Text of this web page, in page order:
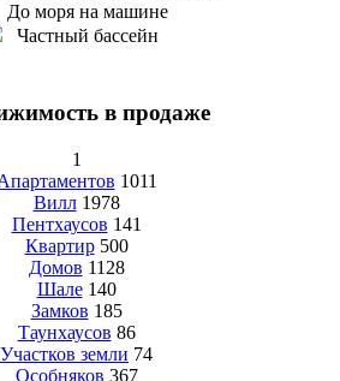
До моря на машине
Частный бассейн
в продаже
1
1011
Вилл 1978
Пентхаусов 141
Квартир 500
Домов 1128
Шале 140
Замков 185
Таунхаусов 86
Участков земли 74
Особняков 367